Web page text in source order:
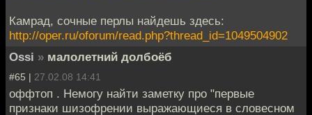
Камрад, сочные перлы найдешь здесь:
http://oper.ru/oforum/read.php?thread_id=1049504902
Ossi » малолетний долбоёб
#65 | 27.02.08 14:41
оффтоп . Немогу найти заметку про "первые
признаки шизофрении выражающиеся в словесном